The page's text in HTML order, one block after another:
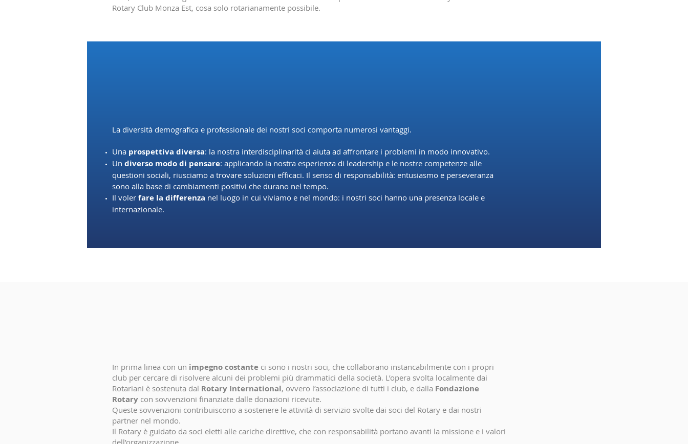
Rotary Club Monza Est, cosa solo rotarianamente possibile.
La diversità demografica e professionale dei nostri soci comporta numerosi vantaggi.
Una prospettiva diversa: la nostra interdisciplinarità ci aiuta ad affrontare i problemi in modo innovativo.
Un diverso modo di pensare: applicando la nostra esperienza di leadership e le nostre competenze alle
questioni sociali, riusciamo a trovare soluzioni efficaci. Il senso di responsabilità: entusiasmo e perseveranza
sono alla base di cambiamenti positivi che durano nel tempo.
Il voler fare la differenza nel luogo in cui viviamo e nel mondo: i nostri soci hanno una presenza locale e
internazionale.
In prima linea con un impegno costante ci sono i nostri soci, che collaborano instancabilmente con i propri
club per cercare di risolvere alcuni dei problemi più drammatici della società. L’opera svolta localmente dai
Rotariani è sostenuta dal Rotary International, ovvero l’associazione di tutti i club, e dalla Fondazione
Rotary con sovvenzioni finanziate dalle donazioni ricevute.
Queste sovvenzioni contribuiscono a sostenere le attività di servizio svolte dai soci del Rotary e dai nostri
partner nel mondo.
Il Rotary è guidato da soci eletti alle cariche direttive, che con responsabilità portano avanti la missione e i valori
dell’organizzazione.